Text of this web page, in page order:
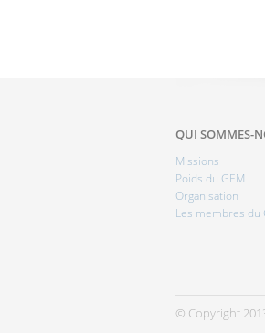
QUI SOMMES-
Missions
Poids du GEM
Organisation
Les membres du
© Copyright